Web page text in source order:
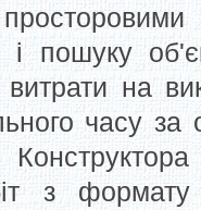
і пошуку
витрати на
часу за
з